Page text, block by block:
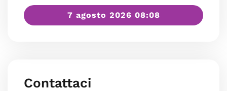
7 agosto 2026 08:08
Contattaci